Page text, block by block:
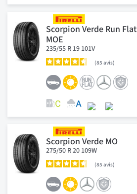
Scorpion Verde Run Flat
MOE
235/55 R 19 101V
85 avis
Scorpion Verde MO
275/50 R 20 109W
85 avis